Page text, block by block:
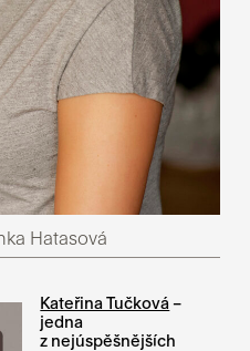
Hatasová
Kateřina Tučková –
jedna
z nejúspěšnějších